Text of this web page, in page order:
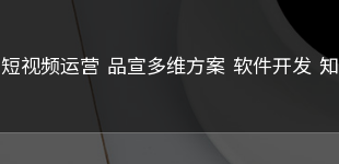
短视频运营 品宣多维方案 软件开发